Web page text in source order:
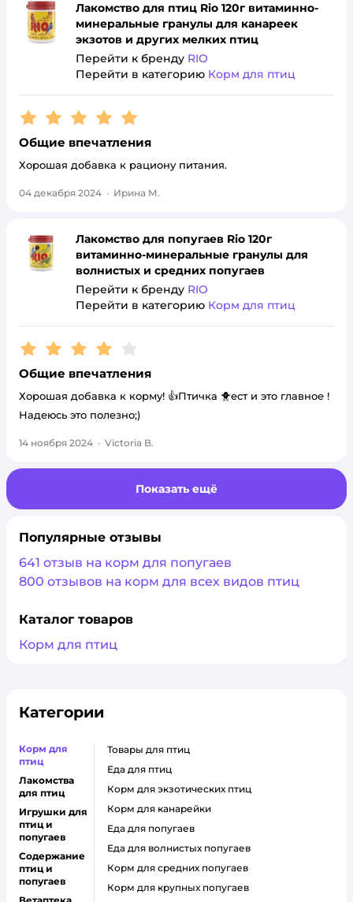
Лакомство для птиц Rio 120г витаминно-
минеральные гранулы для канареек
экзотов и других мелких птиц
Перейти к бренду RIO
Перейти в категорию Корм для птиц
Рейтинг:5
Общие впечатления
Хорошая добавка к рациону питания.
04 декабря 2024 · Ирина М.
Лакомство для попугаев Rio 120г
витаминно-минеральные гранулы для
волнистых и средних попугаев
Перейти к бренду RIO
Перейти в категорию Корм для птиц
Рейтинг:4
Общие впечатления
Хорошая добавка к корму! 👍Птичка 🐥ест и это главное !
Надеюсь это полезно;)
14 ноября 2024 · Victoria B.
Показать ещё
Популярные отзывы
641 отзыв на корм для попугаев
800 отзывов на корм для всех видов птиц
Каталог товаров
Корм для птиц
Категории
Корм для
птиц
Лакомства
для птиц
Игрушки для
птиц и
попугаев
Содержание
птиц и
попугаев
товары для птиц
еда для птиц
корм для экзотических птиц
корм для канарейки
еда для попугаев
еда для волнистых попугаев
корм для средних попугаев
корм для крупных попугаев